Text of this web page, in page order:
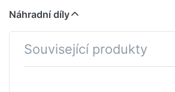
Náhradní díly
Související produkty